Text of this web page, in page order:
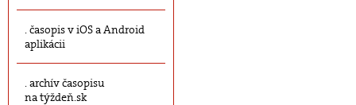
časopis v iOS a Android
aplikácii
archív časopisu
na týždeň.sk